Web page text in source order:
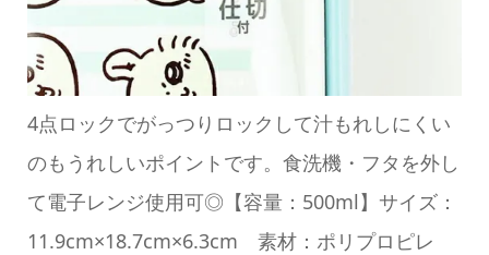
4点ロックでがっつりロックして汁もれしにくい
のもうれしいポイントです。食洗機・フタを外し
て電子レンジ使用可◎【容量：500ml】サイズ：
11.9cm×18.7cm×6.3cm 素材：ポリプロピレ